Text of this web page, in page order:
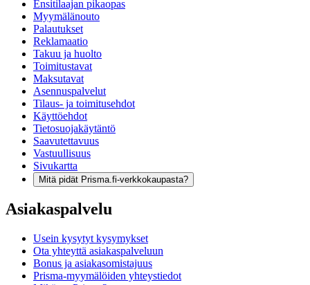
Ensitilaajan pikaopas
Myymälänouto
Palautukset
Reklamaatio
Takuu ja huolto
Toimitustavat
Maksutavat
Asennuspalvelut
Tilaus- ja toimitusehdot
Käyttöehdot
Tietosuojakäytäntö
Saavutettavuus
Vastuullisuus
Sivukartta
Mitä pidät Prisma.fi-verkkokaupasta?
Asiakaspalvelu
Usein kysytyt kysymykset
Ota yhteyttä asiakaspalveluun
Bonus ja asiakasomistajuus
Prisma-myymälöiden yhteystiedot